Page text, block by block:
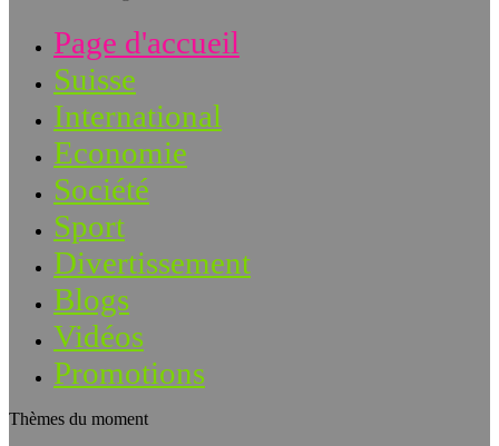
Page d'accueil
Suisse
International
Economie
Société
Sport
Divertissement
Blogs
Vidéos
Promotions
Thèmes du moment